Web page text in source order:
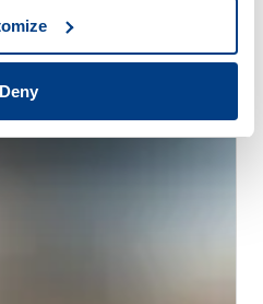
Deny
Laser a ampliar
su productividad